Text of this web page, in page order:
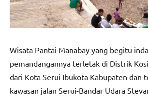
Wisata Pantai Manabay yang begitu
pemandangannya terletak di Distrik
dari Kota Serui Ibukota Kabupaten dan
kawasan jalan Serui-Bandar Udara